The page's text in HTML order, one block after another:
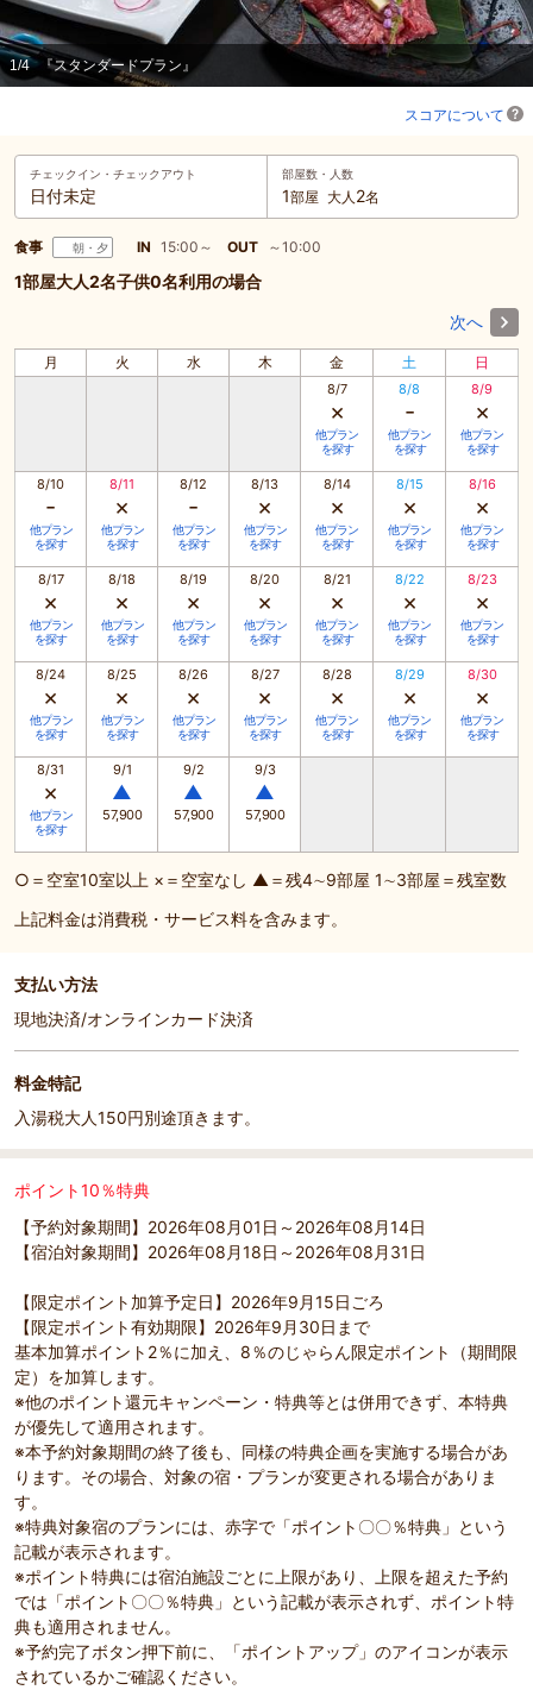
1/4 『スタンダードプラン』
スコアについて
チェックイン・ チェックアウト
日付未定
部屋数・人数
1部屋 大人 2名
食事 朝・夕 IN 15:00～ OUT ～10:00
1部屋大人2名子供0名利用の場合
次へ
月 火 水 木 金 土 日
8/7
×
他プラン
を探す
8/8
-
他プラン
を探す
8/9
×
他プラン
を探す
8/10
-
他プラン
を探す
8/11
×
他プラン
を探す
8/12
-
他プラン
を探す
8/13
×
他プラン
を探す
8/14
×
他プラン
を探す
8/15
×
他プラン
を探す
8/16
×
他プラン
を探す
8/17
×
他プラン
を探す
8/18
×
他プラン
を探す
8/19
×
他プラン
を探す
8/20
×
他プラン
を探す
8/21
×
他プラン
を探す
8/22
×
他プラン
を探す
8/23
×
他プラン
を探す
8/24
×
他プラン
を探す
8/25
×
他プラン
を探す
8/26
×
他プラン
を探す
8/27
×
他プラン
を探す
8/28
×
他プラン
を探す
8/29
×
他プラン
を探す
8/30
×
他プラン
を探す
8/31
×
他プラン
を探す
9/1
▲
57,900
9/2
▲
57,900
9/3
▲
57,900
○＝空室10室以上 ×＝空室なし ▲＝残4∼9部屋 1∼3部屋＝残室数
上記料金は消費税・サービス料を含みます。
支払い方法
現地決済/オンラインカード決済
料金特記
入湯税大人150円別途頂きます。
ポイント10％特典
【予約対象期間】2026年08月01日～2026年08月14日
【宿泊対象期間】2026年08月18日～2026年08月31日
【限定ポイント加算予定日】2026年9月15日ごろ
【限定ポイント有効期限】2026年9月30日まで
基本加算ポイント2％に加え、8％のじゃらん限定ポイント（期間限
定）を加算します。
※他のポイント還元キャンペーン・特典等とは併用できず、本特典
が優先して適用されます。
※本予約対象期間の終了後も、同様の特典企画を実施する場合があ
ります。その場合、対象の宿・プランが変更される場合がありま
す。
※特典対象宿のプランには、赤字で「ポイント〇〇％特典」という
記載が表示されます。
※ポイント特典には宿泊施設ごとに上限があり、上限を超えた予約
では「ポイント〇〇％特典」という記載が表示されず、ポイント特
典も適用されません。
※予約完了ボタン押下前に、「ポイントアップ」のアイコンが表示
されているかご確認ください。